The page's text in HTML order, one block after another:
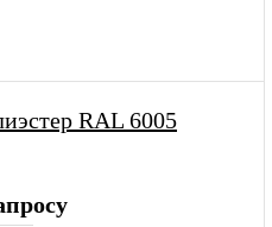
RAL 6005